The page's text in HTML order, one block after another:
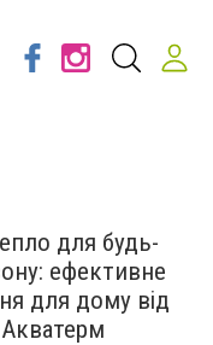
для будь-
ефективне
для дому від